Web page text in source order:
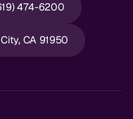
474-6200
CA 91950